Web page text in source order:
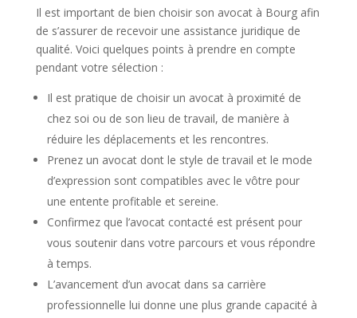
Il est important de bien choisir son avocat à Bourg afin
de s’assurer de recevoir une assistance juridique de
qualité. Voici quelques points à prendre en compte
pendant votre sélection :
Il est pratique de choisir un avocat à proximité de
chez soi ou de son lieu de travail, de manière à
réduire les déplacements et les rencontres.
Prenez un avocat dont le style de travail et le mode
d’expression sont compatibles avec le vôtre pour
une entente profitable et sereine.
Confirmez que l’avocat contacté est présent pour
vous soutenir dans votre parcours et vous répondre
à temps.
L’avancement d’un avocat dans sa carrière
professionnelle lui donne une plus grande capacité à